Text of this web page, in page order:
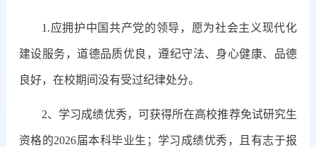
1.应拥护中国共产党的领导，愿为社会主义现代化
建设服务，道德品质优良，遵纪守法、身心健康、品德
良好，在校期间没有受过纪律处分。
2、学习成绩优秀，可获得所在高校推荐免试研究生
资格的2026届本科毕业生；学习成绩优秀，且有志于报